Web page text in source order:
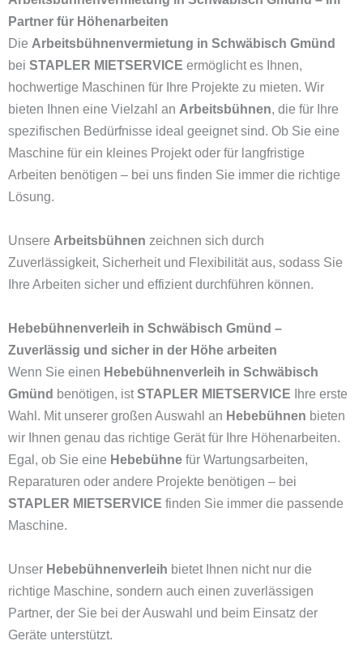
Partner für Höhenarbeiten
Die Arbeitsbühnenvermietung in Schwäbisch Gmünd
bei STAPLER MIETSERVICE ermöglicht es Ihnen,
hochwertige Maschinen für Ihre Projekte zu mieten. Wir
bieten Ihnen eine Vielzahl an Arbeitsbühnen, die für Ihre
spezifischen Bedürfnisse ideal geeignet sind. Ob Sie eine
Maschine für ein kleines Projekt oder für langfristige
Arbeiten benötigen – bei uns finden Sie immer die richtige
Lösung.
Unsere Arbeitsbühnen zeichnen sich durch
Zuverlässigkeit, Sicherheit und Flexibilität aus, sodass Sie
Ihre Arbeiten sicher und effizient durchführen können.
Hebebühnenverleih in Schwäbisch Gmünd –
Zuverlässig und sicher in der Höhe arbeiten
Wenn Sie einen Hebebühnenverleih in Schwäbisch
Gmünd benötigen, istSTAPLER MIETSERVICE Ihre erste
Wahl. Mit unserer großen Auswahl an Hebebühnen bieten
wir Ihnen genau das richtige Gerät für Ihre Höhenarbeiten.
Egal, ob Sie eine Hebebühne für Wartungsarbeiten,
Reparaturen oder andere Projekte benötigen – bei
STAPLER MIETSERVICE finden Sie immer die passende
Maschine.
Unser Hebebühnenverleih bietet Ihnen nicht nur die
richtige Maschine, sondern auch einen zuverlässigen
Partner, der Sie bei der Auswahl und beim Einsatz der
Geräte unterstützt.